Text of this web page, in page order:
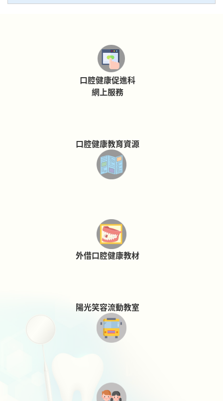
口腔健康促進科
網上服務
口腔健康教育資源
外借口腔健康教材
陽光笑容流動教室